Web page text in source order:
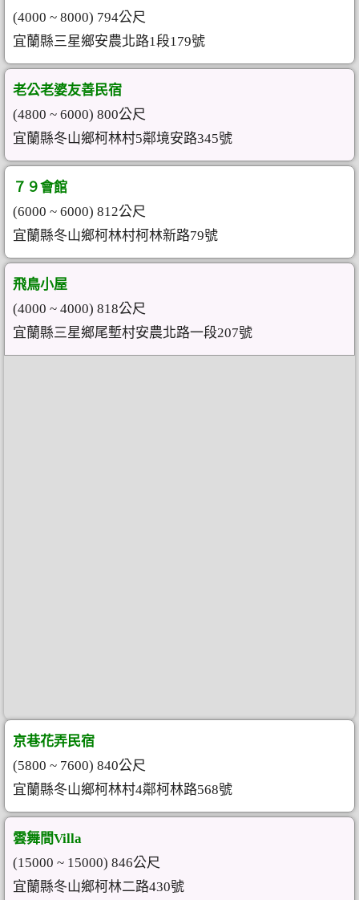
(4000 ~ 8000) 794公尺
宜蘭縣三星鄉安農北路1段179號
老公老婆友善民宿
(4800 ~ 6000) 800公尺
宜蘭縣冬山鄉柯林村5鄰境安路345號
７９會館
(6000 ~ 6000) 812公尺
宜蘭縣冬山鄉柯林村柯林新路79號
飛鳥小屋
(4000 ~ 4000) 818公尺
宜蘭縣三星鄉尾塹村安農北路一段207號
京巷花弄民宿
(5800 ~ 7600) 840公尺
宜蘭縣冬山鄉柯林村4鄰柯林路568號
雲舞間Villa
(15000 ~ 15000) 846公尺
宜蘭縣冬山鄉柯林二路430號